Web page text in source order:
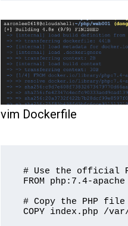
vim Dockerfile
# Use the official
FROM php:7.4-apache
# Copy the PHP file
COPY index.php /